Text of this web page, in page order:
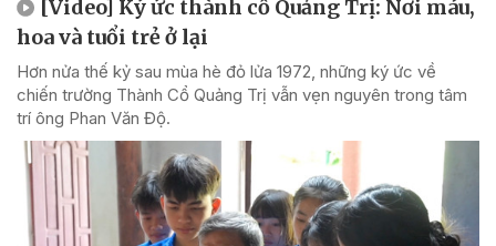
[Video] Ký ức thành cổ Quảng Trị: Nơi máu,
hoa và tuổi trẻ ở lại
Hơn nửa thế kỷ sau mùa hè đỏ lửa 1972, những ký ức về
chiến trường Thành Cổ Quảng Trị vẫn vẹn nguyên trong tâm
trí ông Phan Văn Độ.